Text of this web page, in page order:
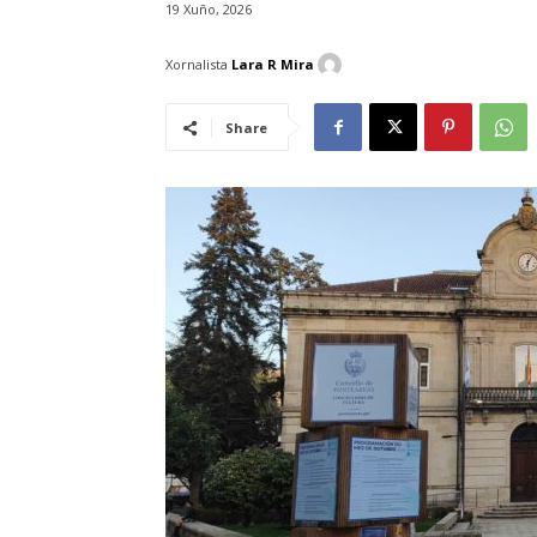
19 Xuño, 2026
Xornalista Lara R Mira
Share